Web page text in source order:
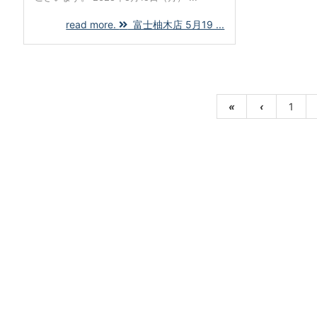
read more. 富士柚木店 5月19 ...
« ‹ 1